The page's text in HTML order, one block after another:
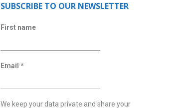
SUBSCRIBE TO OUR NEWSLETTER
First name
Email *
We keep your data private and share your